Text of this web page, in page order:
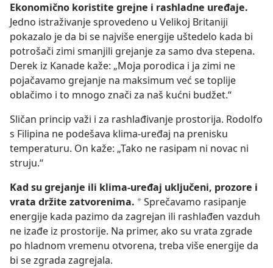
Ekonomično koristite grejne i rashladne uređaje.
Jedno istraživanje sprovedeno u Velikoj Britaniji
pokazalo je da bi se najviše energije uštedelo kada bi
potrošači zimi smanjili grejanje za samo dva stepena.
Derek iz Kanade kaže: „Moja porodica i ja zimi ne
pojačavamo grejanje na maksimum već se toplije
oblačimo i to mnogo znači za naš kućni budžet.“
Sličan princip važi i za rashlađivanje prostorija. Rodolfo
s Filipina ne podešava klima-uređaj na prenisku
temperaturu. On kaže: „Tako ne rasipam ni novac ni
struju.“
Kad su grejanje ili klima-uređaj uključeni, prozore i
vrata držite zatvorenima. aSprečavamo rasipanje
energije kada pazimo da zagrejan ili rashlađen vazduh
ne izađe iz prostorije. Na primer, ako su vrata zgrade
po hladnom vremenu otvorena, treba više energije da
bi se zgrada zagrejala.